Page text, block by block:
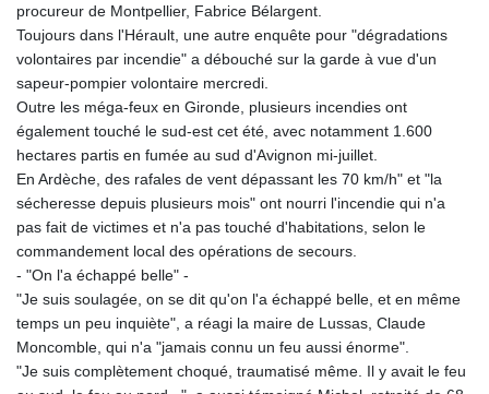
procureur de Montpellier, Fabrice Bélargent.
Toujours dans l'Hérault, une autre enquête pour "dégradations
volontaires par incendie" a débouché sur la garde à vue d'un
sapeur-pompier volontaire mercredi.
Outre les méga-feux en Gironde, plusieurs incendies ont
également touché le sud-est cet été, avec notamment 1.600
hectares partis en fumée au sud d'Avignon mi-juillet.
En Ardèche, des rafales de vent dépassant les 70 km/h" et "la
sécheresse depuis plusieurs mois" ont nourri l'incendie qui n'a
pas fait de victimes et n'a pas touché d'habitations, selon le
commandement local des opérations de secours.
- "On l'a échappé belle" -
"Je suis soulagée, on se dit qu'on l'a échappé belle, et en même
temps un peu inquiète", a réagi la maire de Lussas, Claude
Moncomble, qui n'a "jamais connu un feu aussi énorme".
"Je suis complètement choqué, traumatisé même. Il y avait le feu